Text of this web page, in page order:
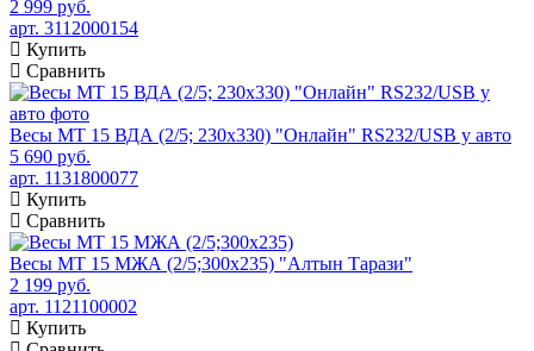
2 999 руб.
арт. 3112000154
Купить
Сравнить
Весы МТ 15 ВДА (2/5; 230х330) "Онлайн" RS232/USB у авто
5 690 руб.
арт. 1131800077
Купить
Сравнить
Весы МТ 15 МЖА (2/5;300x235) "Алтын Тарази"
2 199 руб.
арт. 1121100002
Купить